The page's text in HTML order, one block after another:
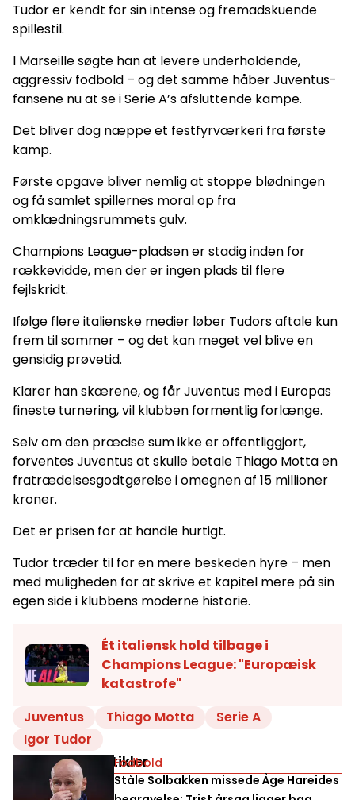
Tudor er kendt for sin intense og fremadskuende
spillestil.
I Marseille søgte han at levere underholdende,
aggressiv fodbold – og det samme håber Juventus-
fansene nu at se i Serie A’s afsluttende kampe.
Det bliver dog næppe et festfyrværkeri fra første
kamp.
Første opgave bliver nemlig at stoppe blødningen
og få samlet spillernes moral op fra
omklædningsrummets gulv.
Champions League-pladsen er stadig inden for
rækkevidde, men der er ingen plads til flere
fejlskridt.
Ifølge flere italienske medier løber Tudors aftale kun
frem til sommer – og det kan meget vel blive en
gensidig prøvetid.
Klarer han skærene, og får Juventus med i Europas
fineste turnering, vil klubben formentlig forlænge.
Selv om den præcise sum ikke er offentliggjort,
forventes Juventus at skulle betale Thiago Motta en
fratrædelsesgodtgørelse i omegnen af 15 millioner
kroner.
Det er prisen for at handle hurtigt.
Tudor træder til for en mere beskeden hyre – men
med muligheden for at skrive et kapitel mere på sin
egen side i klubbens moderne historie.
Ét italiensk hold tilbage i
Champions League: "Europæisk
katastrofe"
Juventus
Thiago Motta
Serie A
Igor Tudor
Relaterede artikler
Fodbold
Ståle Solbakken missede Åge Hareides